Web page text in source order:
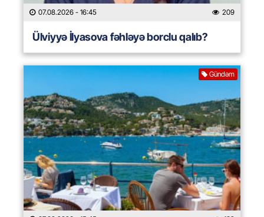
07.08.2026 - 16:45 209
Ülviyyə İlyasova fəhləyə borclu qalıb?
Gündəm